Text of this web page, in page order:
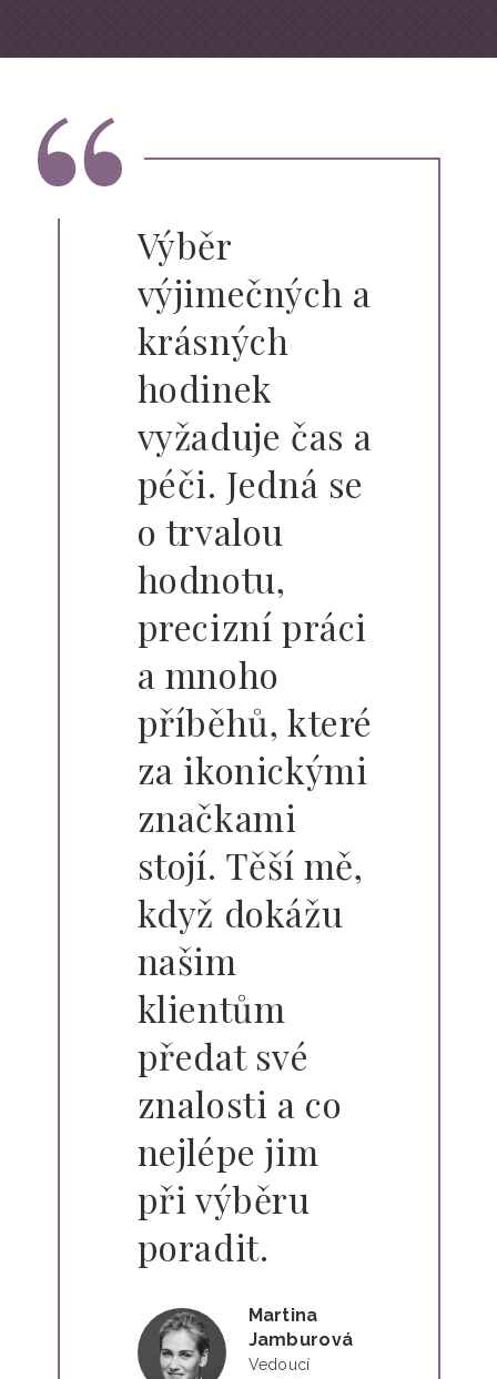
Výběr
výjimečných a
krásných
hodinek
vyžaduje čas a
péči. Jedná se
o trvalou
hodnotu,
precizní práci
a mnoho
příběhů, které
za ikonickými
značkami
stojí. Těší mě,
když dokážu
našim
klientům
předat své
znalosti a co
nejlépe jim
při výběru
poradit.
Martina
Jamburová
Vedoucí